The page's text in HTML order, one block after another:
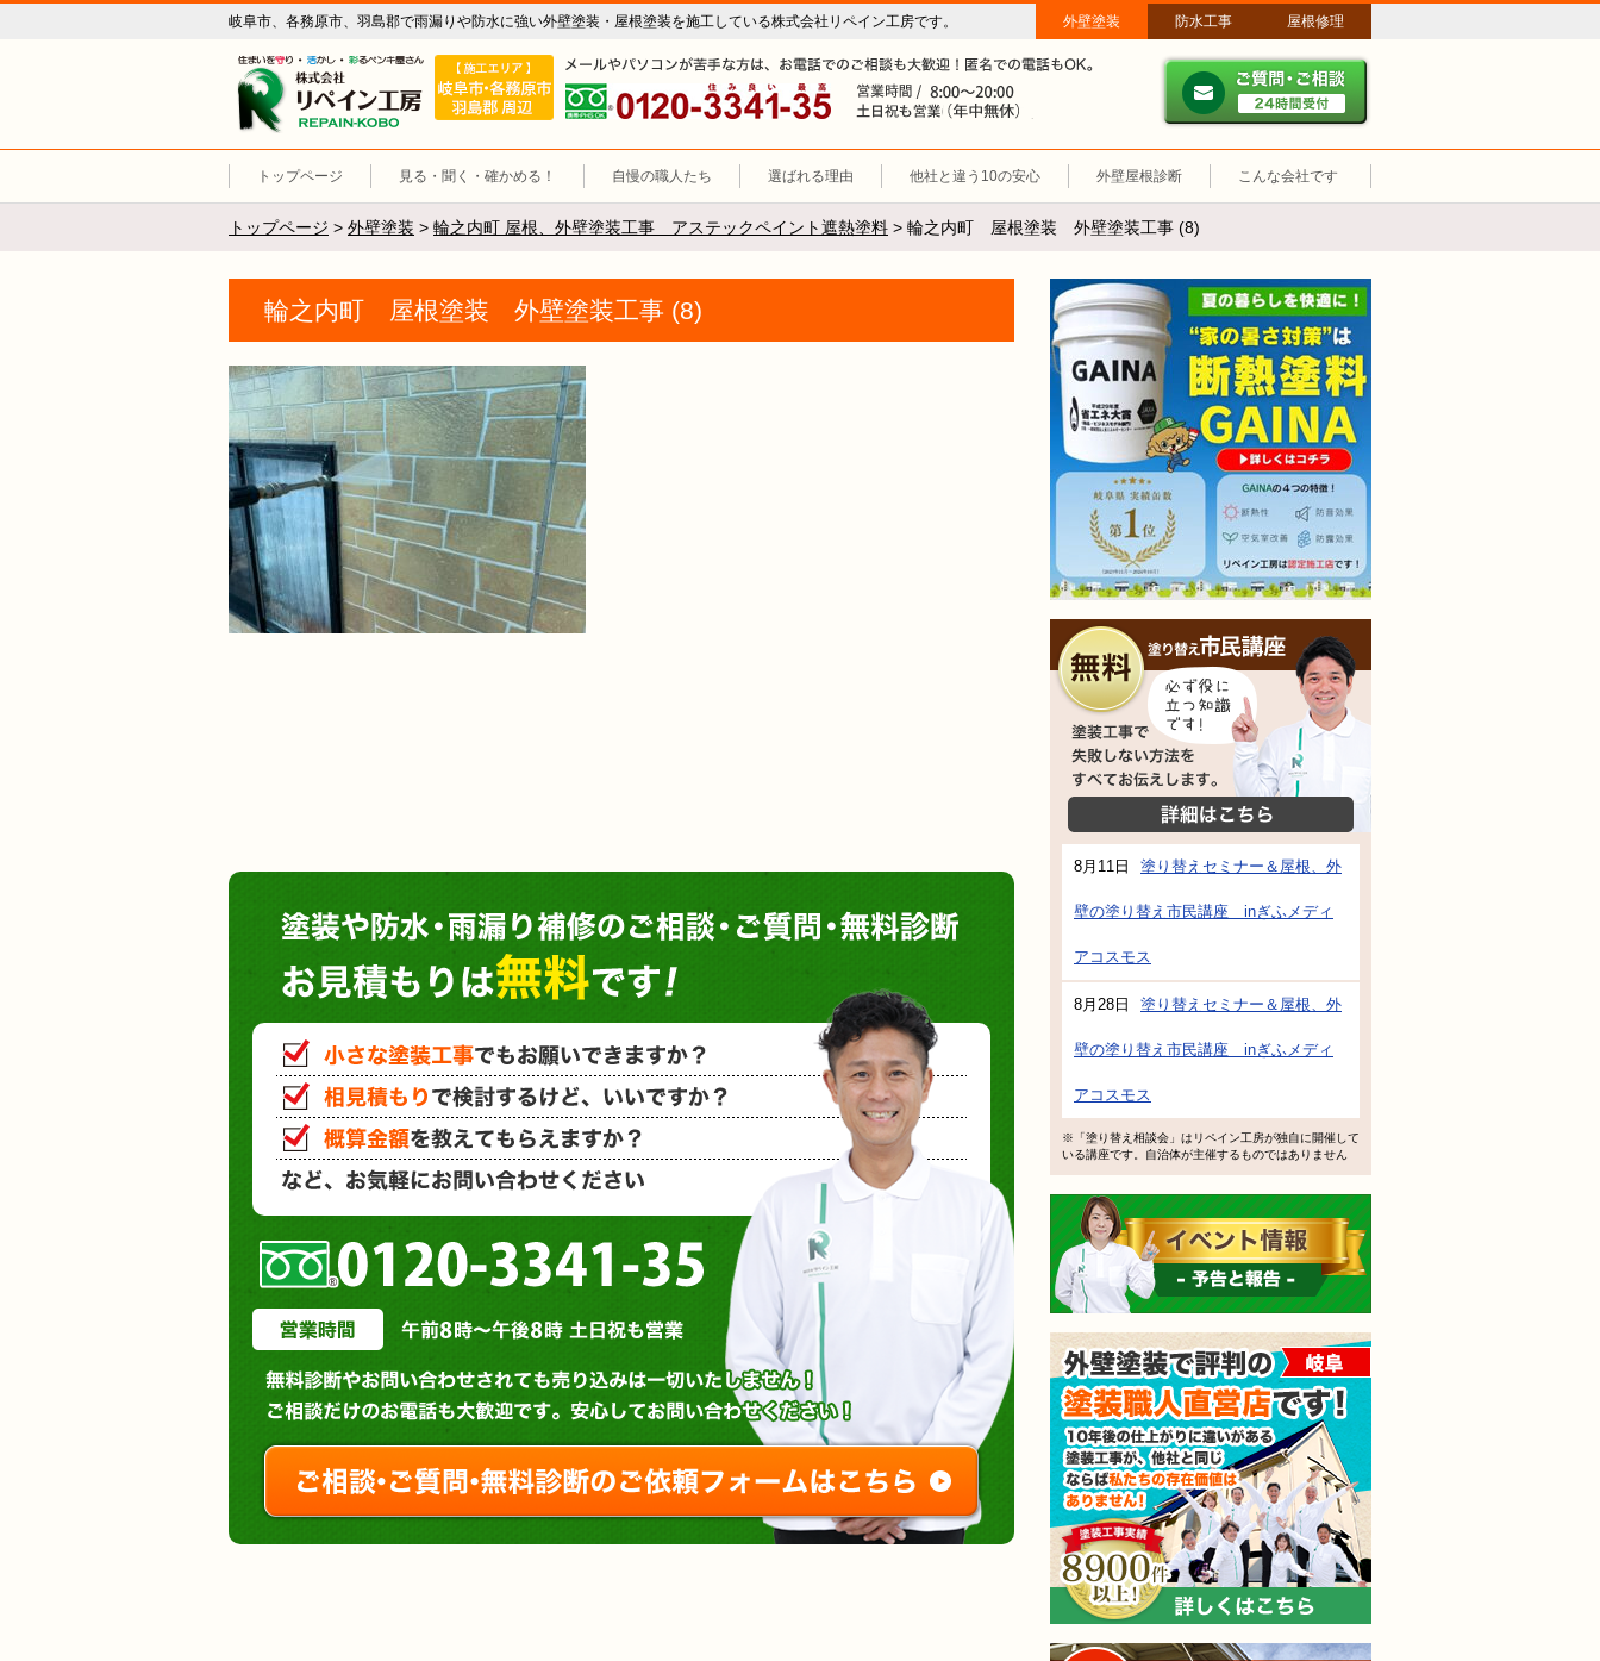
岐阜市、各務原市、羽島郡で雨漏りや防水に強い外壁塗装・屋根塗装を施工している株式会社リペイン工房です。 外壁塗装 防水工事 屋根修理
リペイン工房（外壁塗装・屋根塗装・雨漏り修理・防水工事）
施工エリア 岐阜市、各務原市、羽島郡。
メールやパソコンが苦手な方は、お電話でのご相談も大歓迎！匿名での
0120-3341-35
営業時間：午前8時～午後8時 年中無休、土日祝も営業しています。
トップページ 見る・聞く・確かめる！ 自慢の職人たち 選ばれる理由 他社と違う10の安心 外壁屋根診断 こんな会社です
トップページ > 外壁塗装 > 輪之内町 屋根、外壁塗装工事 アステックペイント遮熱塗料 > 輪之内町 屋根塗装 外壁塗装工事 (8)
輪之内町 屋根塗装 外壁塗装工事 (8)
塗装工事で失敗しない方法をすべてお伝え
8月11日 塗り替えセミナー＆屋根、外
壁の塗り替え市民講座 inぎふメディ
アコスモス
8月28日 塗り替えセミナー＆屋根、外
壁の塗り替え市民講座 inぎふメディ
アコスモス
※「塗り替え相談会」はリペイン工房が独自に開催して
いる講座です。自治体が主催するものではありません
塗装や防水・雨漏り補修のご相談・ご質問・無
小さな塗装工事でもお願いできますか？
相見積もりで検討するけど、いいですか？
概算金額を教えてもらえますか？
など、お気軽にお問い合わせください。
0120-3341-35
営業時間 : 午前8時～午後8時 土日祝も営業
無料診断やお問い合わせされても売り込みは一切いたしません！ ご相談だけのお電話
ご相談・ご質問・無料診断のご依頼フォームはこちら